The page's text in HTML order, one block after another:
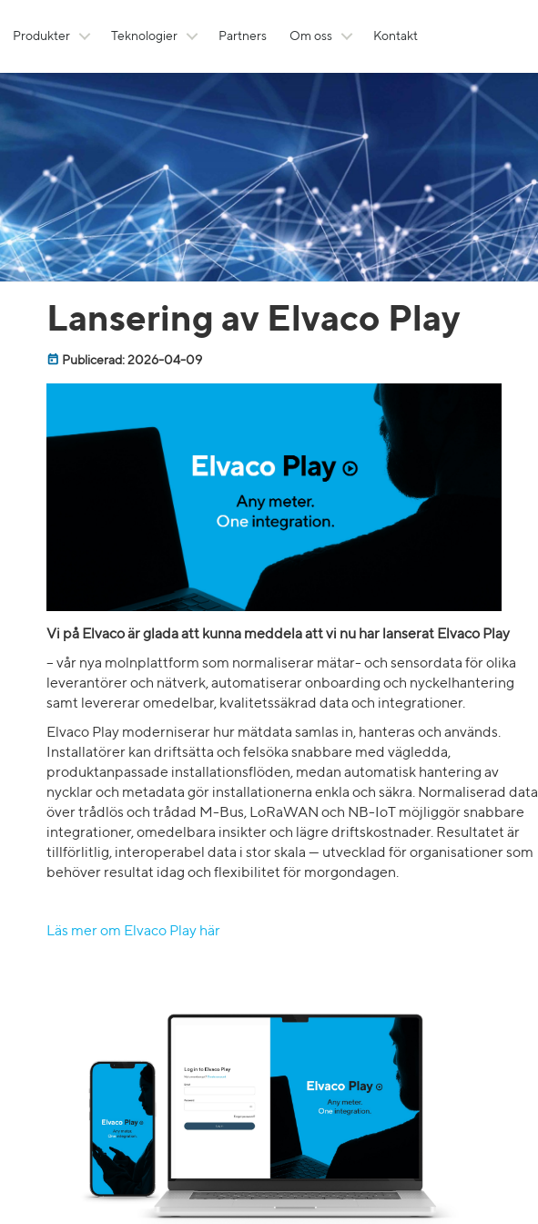
Produkter Teknologier Partners Om oss Kontakt
Lansering av Elvaco Play
Publicerad: 2026-04-09
Vi på Elvaco är glada att kunna meddela att vi nu har lanserat Elvaco Play
– vår nya molnplattform som normaliserar mätar- och sensordata för olika
leverantörer och nätverk, automatiserar onboarding och nyckelhantering
samt levererar omedelbar, kvalitetssäkrad data och integrationer.
Elvaco Play moderniserar hur mätdata samlas in, hanteras och används.
Installatörer kan driftsätta och felsöka snabbare med vägledda,
produktanpassade installationsflöden, medan automatisk hantering av
nycklar och metadata gör installationerna enkla och säkra. Normaliserad data
över trådlös och trådad M-Bus, LoRaWAN och NB-IoT möjliggör snabbare
integrationer, omedelbara insikter och lägre driftskostnader. Resultatet är
tillförlitlig, interoperabel data i stor skala — utvecklad för organisationer som
behöver resultat idag och flexibilitet för morgondagen.
Läs mer om Elvaco Play här